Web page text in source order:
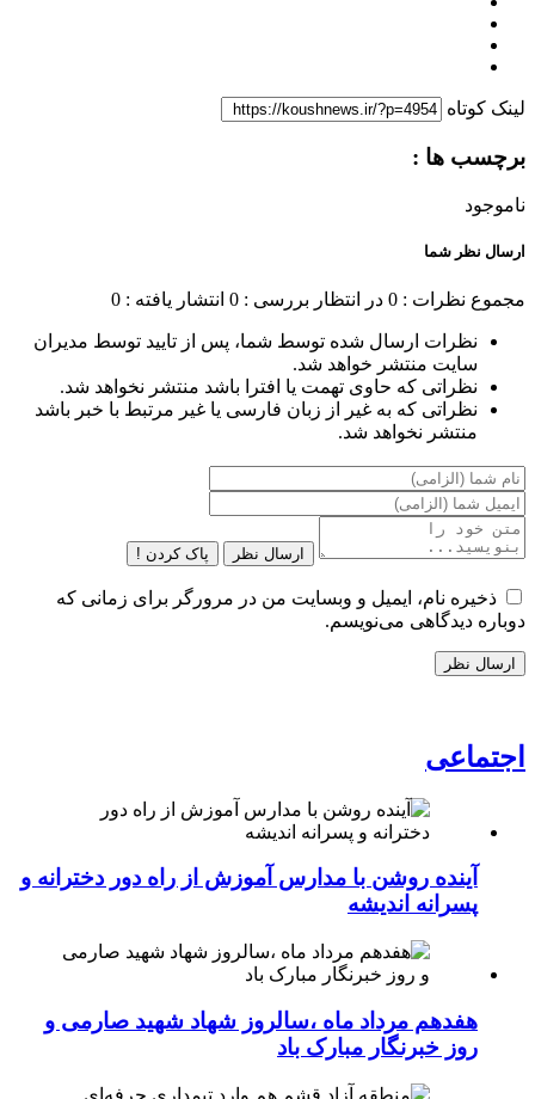
لینک کوتاه
برچسب ها :
ناموجود
ارسال نظر شما
مجموع نظرات : 0 در انتظار بررسی : 0 انتشار یافته : 0
نظرات ارسال شده توسط شما، پس از تایید توسط مدیران
سایت منتشر خواهد شد.
نظراتی که حاوی تهمت یا افترا باشد منتشر نخواهد شد.
نظراتی که به غیر از زبان فارسی یا غیر مرتبط با خبر باشد
منتشر نخواهد شد.
ارسال نظر پاک کردن !
ذخیره نام، ایمیل و وبسایت من در مرورگر برای زمانی که
دوباره دیدگاهی می‌نویسم.
اجتماعی
آینده روشن با مدارس آموزش از راه دور دخترانه و
پسرانه اندیشه
هفدهم مرداد ماه ،سالروز شهاد شهید صارمی و
روز خبرنگار مبارک باد